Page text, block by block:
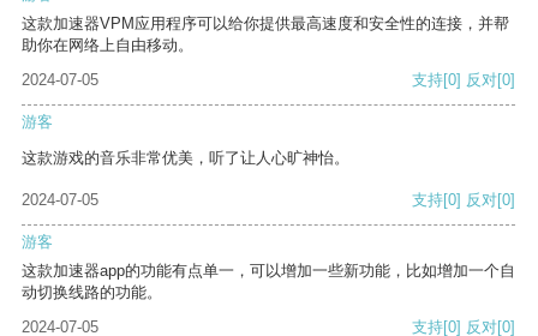
这款加速器VPM应用程序可以给你提供最高速度和安全性的连接，并帮
助你在网络上自由移动。
2024-07-05
支持[0] 反对[0]
游客
这款游戏的音乐非常优美，听了让人心旷神怡。
2024-07-05 支持[0] 反对[0]
游客
这款加速器app的功能有点单一，可以增加一些新功能，比如增加一个自
动切换线路的功能。
2024-07-05
支持[0] 反对[0]